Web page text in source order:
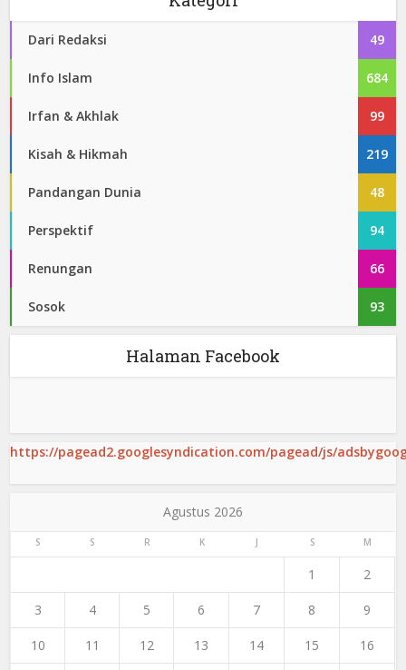
Dari Redaksi 49
Info Islam 684
Irfan & Akhlak 99
Kisah & Hikmah 219
Pandangan Dunia 48
Perspektif 94
Renungan 66
Sosok 93
Halaman Facebook
https://pagead2.googlesyndication.com/pagead/js/
Agustus 2026
S S R K J S M
1 2
3 4 5 6 7 8 9
10 11 12 13 14 15 16